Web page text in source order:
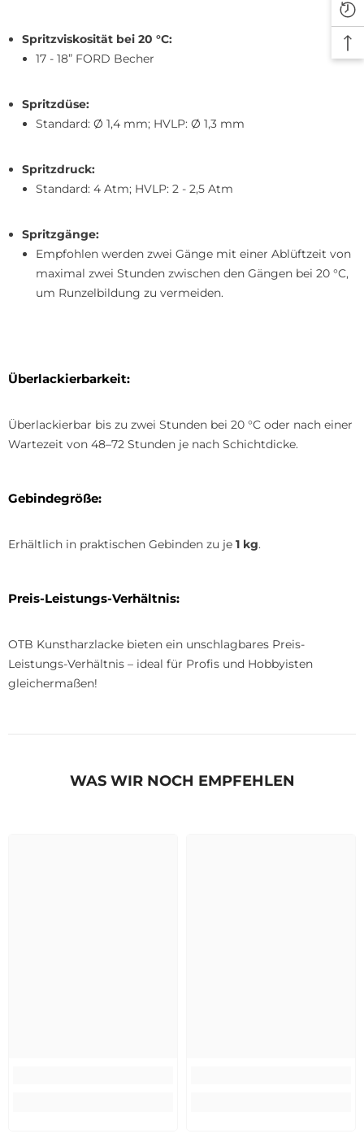
Spritzviskosität bei 20 °C:
17 - 18” FORD Becher
Spritzdüse:
Standard: Ø 1,4 mm; HVLP: Ø 1,3 mm
Spritzdruck:
Standard: 4 Atm; HVLP: 2 - 2,5 Atm
Spritzgänge:
Empfohlen werden zwei Gänge mit einer Ablüftzeit von
maximal zwei Stunden zwischen den Gängen bei 20 °C,
um Runzelbildung zu vermeiden.
Überlackierbarkeit:
Überlackierbar bis zu zwei Stunden bei 20 °C oder nach einer
Wartezeit von 48–72 Stunden je nach Schichtdicke.
Gebindegröße:
Erhältlich in praktischen Gebinden zu je 1 kg.
Preis-Leistungs-Verhältnis:
OTB Kunstharzlacke bieten ein unschlagbares Preis-
Leistungs-Verhältnis – ideal für Profis und Hobbyisten
gleichermaßen!
WAS WIR NOCH EMPFEHLEN